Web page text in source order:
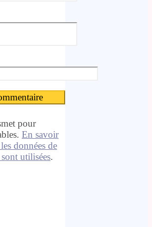
pour
En savoir
données de
utilisées.